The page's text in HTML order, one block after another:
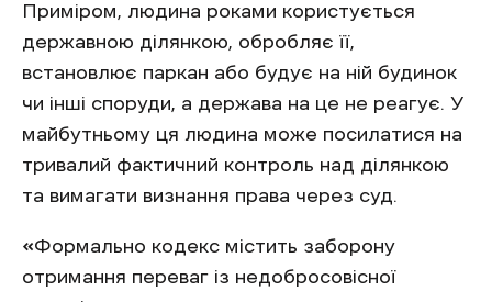
Приміром, людина роками користується
державною ділянкою, обробляє її,
встановлює паркан або будує на ній будинок
чи інші споруди, а держава на це не реагує. У
майбутньому ця людина може посилатися на
тривалий фактичний контроль над ділянкою
та вимагати визнання права через суд.
«Формально кодекс містить заборону
отримання переваг із недобросовісної